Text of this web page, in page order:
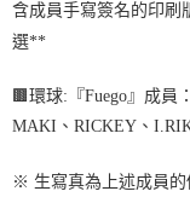
含成員手寫簽名的印刷
選**
🟫環球: 『Fuego』成員
MAKI、RICKEY、
※ 生寫真為上述成員的